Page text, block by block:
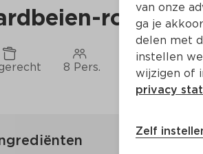
8 Pers. Ca. 25 Min
van onze
ga je
delen met
instellen
wijzigen of
privacy
Zelf